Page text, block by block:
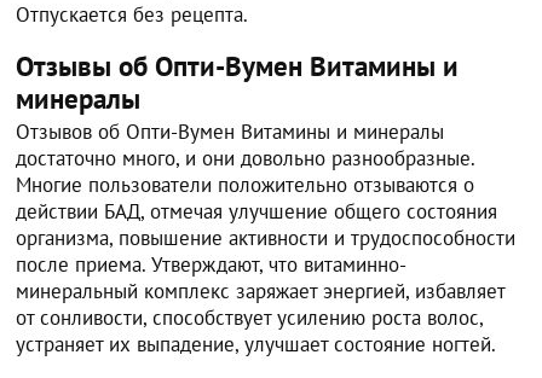
Отпускается без рецепта.
Отзывы об Опти-Вумен Витамины и
минералы
Отзывов об Опти-Вумен Витамины и минералы
достаточно много, и они довольно разнообразные.
Многие пользователи положительно отзываются о
действии БАД, отмечая улучшение общего состояния
организма, повышение активности и трудоспособности
после приема. Утверждают, что витаминно-
минеральный комплекс заряжает энергией, избавляет
от сонливости, способствует усилению роста волос,
устраняет их выпадение, улучшает состояние ногтей.